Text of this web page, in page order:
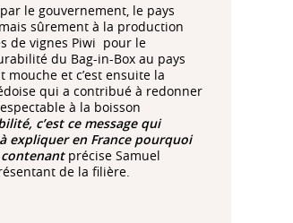
le gouvernement, le pays
sûrement à la production
de vignes Piwi pour le
du Bag-in-Box au pays
mouche et c’est ensuite la
qui a contribué à redonner
à la boisson
c’est ce message qui
expliquer en France pourquoi
précise Samuel
de la filière.